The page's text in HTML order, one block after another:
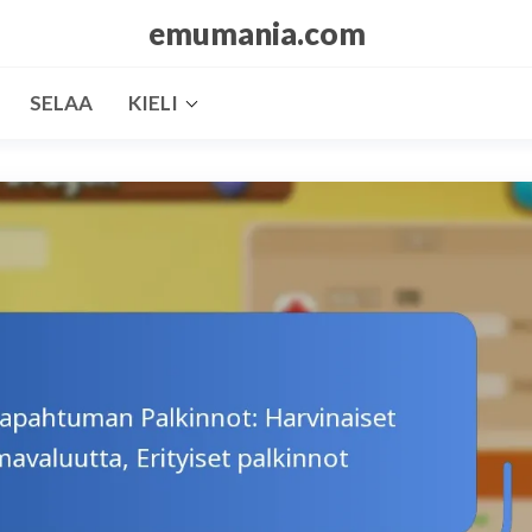
emumania.com
SELAA KIELI